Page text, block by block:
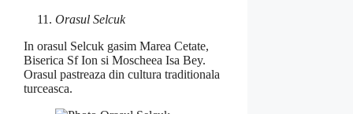
Orasul Selcuk
In orasul Selcuk gasim Marea Cetate,
Biserica Sf Ion si Moscheea Isa Bey.
Orasul pastreaza din cultura traditionala
turceasca.